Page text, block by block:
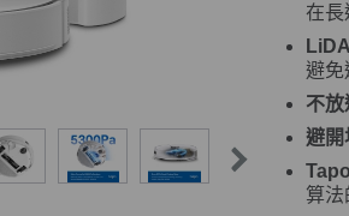
在長
避免
不放
避開
算法